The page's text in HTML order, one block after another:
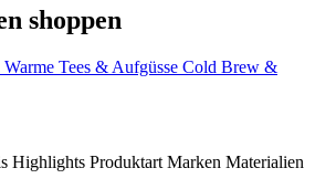
shoppen
Warme Tees & Aufgüsse Cold Brew &
Highlights Produktart Marken Materialien